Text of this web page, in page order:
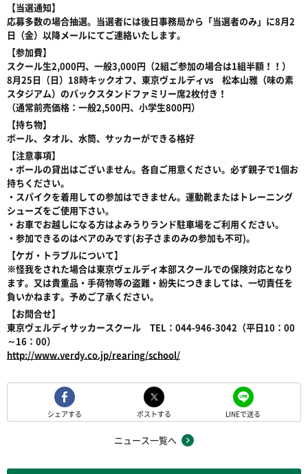
【当選通知】
応募多数の場合抽選。当選者には後日事務局から「当選者のみ」に8月2
日（金）以降メールにてご連絡いたします。
【参加費】
スクール生2,000円、一般3,000円（2組ご参加の場合は1組半額！！）
8月25日（日）18時キックオフ、東京ヴェルディvs 松本山雅（味の素
スタジアム）のバックスタンドファミリー席2枚付き！
（通常前売価格：一般2,500円、小学生800円）
【持ち物】
ボール、タオル、水筒、サッカーができる格好
【注意事項】
・ボールの貸出はございません。各自ご用意ください。必ず親子で1個お
持ちください。
・スパイクを着用しての参加はできません。運動靴またはトレーニング
シューズをご使用下さい。
・お車でお越しになる方はよみうりランド駐車場をご利用ください。
・参加できるのはペアのみです(お子さまのみの参加も不可)。
【ケガ・トラブルについて】
※怪我をされた場合は東京ヴェルディ本部スクールでの保険対応となり
ます。又は貴重品・手荷物等の盗難・紛失につきましては、一切責任を
負いかねます。予めご了承ください。
【お問合せ】
東京ヴェルディサッカースクール TEL：044-946-3042（平日10：00
～16：00）
http://www.verdy.co.jp/rearing/school/
シェアする ポストする LINEで送る
ニュース一覧へ